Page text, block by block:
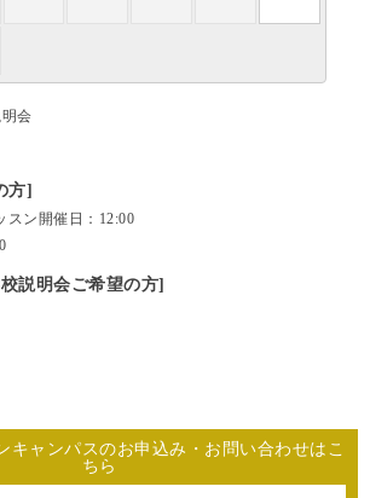
会
方]
スン開催日：12:00
説明会ご希望の方]
キャンパスのお申込み・お問い合わせはこ
ちら